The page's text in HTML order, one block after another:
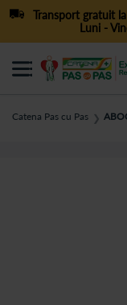
Transport gratuit
Luni -
Catena Pas cu Pas ❯